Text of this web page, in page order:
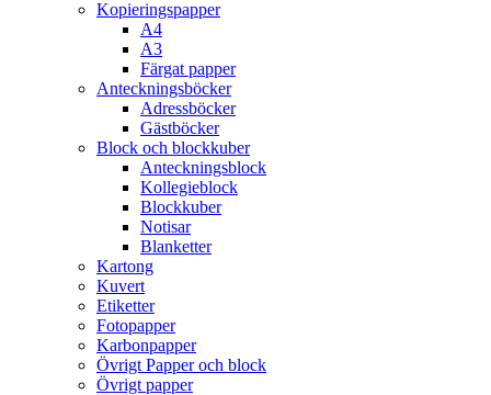
Kopieringspapper
A4
A3
Färgat papper
Anteckningsböcker
Adressböcker
Gästböcker
Block och blockkuber
Anteckningsblock
Kollegieblock
Blockkuber
Notisar
Blanketter
Kartong
Kuvert
Etiketter
Fotopapper
Karbonpapper
Övrigt Papper och block
Övrigt papper